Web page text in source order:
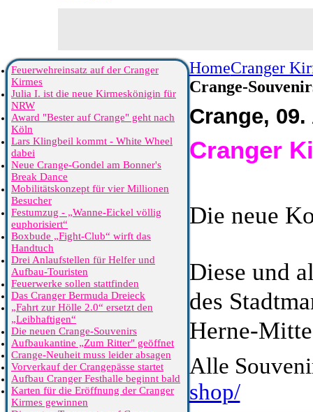
HomeCranger
Crange-
Crange,
Cranger
Die neue
Diese und
des
Herne-
Alle
shop/
Feuerwehreinsatz auf der Cranger
Kirmes
Julia I. ist die neue Kirmeskönigin für
NRW
Award "Bester auf Crange" geht nach
Köln
Lars Klingbeil kommt - White Wheel
dabei
Neue Crange-Gondel am Bonner's
Break Dance
Mobilitätskonzept für vier Millionen
Besucher
Festumzug - „Wanne-Eickel völlig
euphorisiert“
Boxbude „Fight-Club“ wirft das
Handtuch
Drei Anlaufstellen für Helfer und
Aufbau-Touristen
Feuerwerke sollen stattfinden
Das Cranger Bermuda Dreieck
„Fahrt zur Hölle 2.0“ ersetzt den
„Leibhaftigen“
Die neuen Crange-Souvenirs
Aufbaukantine „Zum Ritter" geöffnet
Crange-Neuheit muss leider absagen
Vorverkauf der Crangepässe startet
Aufbau Cranger Festhalle beginnt bald
Karten für die Eröffnung der Cranger
Kirmes gewinnen